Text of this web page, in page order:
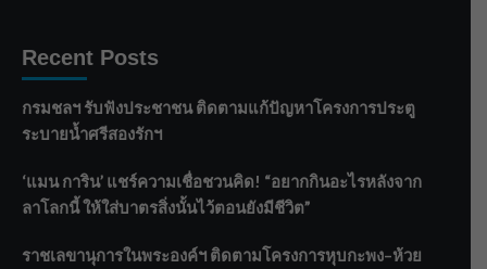
Recent Posts
กรมชลฯ รับฟังประชาชน ติดตามแก้ปัญหาโครงการประตู
ระบายน้ำศรีสองรักฯ
‘แมน การิน’ แชร์ความเชื่อชวนคิด! “อยากกินอะไรหลังจาก
ลาโลกนี้ ให้ใส่บาตรสิ่งนั้นไว้ตอนยังมีชีวิต”
ราชเลขานุการในพระองค์ฯ ติดตามโครงการหุบกะพง–ห้วย